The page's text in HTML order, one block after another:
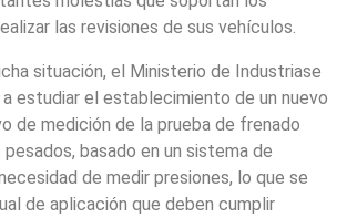
las revisiones de sus vehículos.
situación, el Ministerio de Industriase
estudiar el establecimiento de un nuevo
de medición de la prueba de frenado
basado en un sistema de
de medir presiones, lo que se
de aplicación que deben cumplir